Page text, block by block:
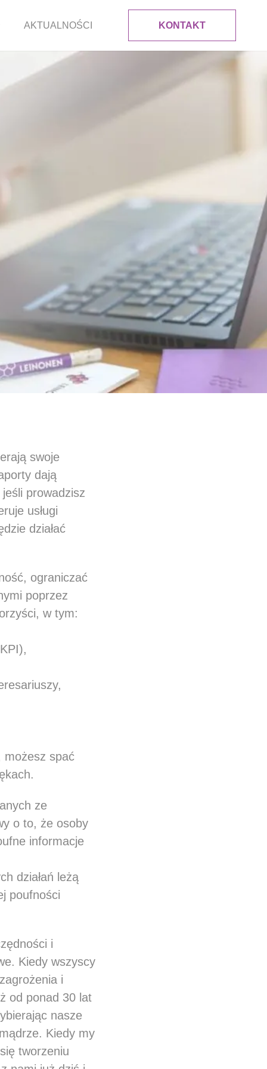
AKTUALNOŚCI KONTAKT
swoje
dają
prowadzisz
usługi
działać
ograniczać
poprzez
w tym:
możesz spać
ze
o to, że osoby
informacje
działań leżą
poufności
i
Kiedy wszyscy
i
od ponad 30 lat
nasze
Kiedy my
tworzeniu